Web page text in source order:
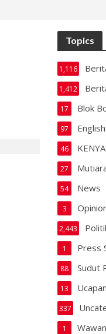
Topics
1,116
1,412
Blok
17
English
97
46
27
News
54
3
2,443
Press
1
Sudut
88
Ucapan
13
337
1